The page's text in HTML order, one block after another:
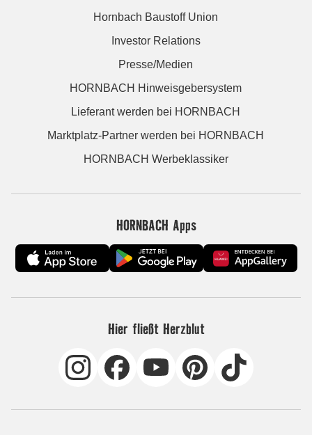
Hornbach Baustoff Union
Investor Relations
Presse/Medien
HORNBACH Hinweisgebersystem
Lieferant werden bei HORNBACH
Marktplatz-Partner werden bei HORNBACH
HORNBACH Werbeklassiker
HORNBACH Apps
Hier fließt Herzblut